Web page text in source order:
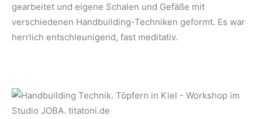
gearbeitet und eigene Schalen und Gefäße mit
verschiedenen Handbuilding-Techniken geformt. Es war
herrlich entschleunigend, fast meditativ.